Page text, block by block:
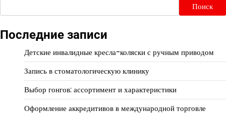
Поиск
Последние записи
Детские инвалидные кресла-коляски с ручным приводом
Запись в стоматологическую клинику
Выбор гонгов: ассортимент и характеристики
Оформление аккредитивов в международной торговле